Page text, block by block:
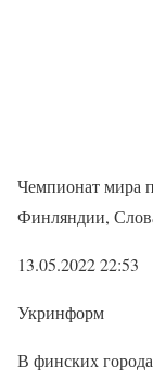
Чемпионат мира
Финляндии,
13.05.2022 22:53
Укринформ
В финских